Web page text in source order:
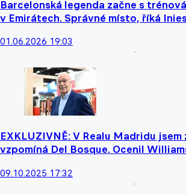
Barcelonská legenda začne s
v Emirátech. Správné místo, říká
01.06.2026 19:03
EXKLUZIVNĚ: V Realu Madridu
vzpomíná Del Bosque. Ocenil
09.10.2025 17:32